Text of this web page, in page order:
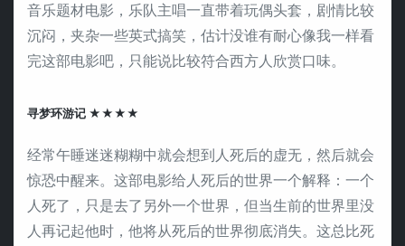
音乐题材电影，乐队主唱一直带着玩偶头套，剧情比较
沉闷，夹杂一些英式搞笑，估计没谁有耐心像我一样看
完这部电影吧，只能说比较符合西方人欣赏口味。
寻梦环游记 ★★★★
经常午睡迷迷糊糊中就会想到人死后的虚无，然后就会
惊恐中醒来。这部电影给人死后的世界一个解释：一个
人死了，只是去了另外一个世界，但当生前的世界里没
人再记起他时，他将从死后的世界彻底消失。这总比死